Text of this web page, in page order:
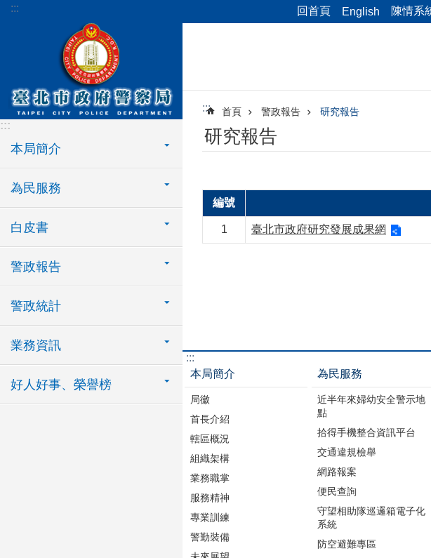
跳到主要內容區塊
::: 回首頁 English 陳情系
:::
本局簡介
為民服務
白皮書
警政報告
警政統計
業務資訊
好人好事、榮譽榜
::: 首頁 警政報告 研究報告
研究報告
編號
1 臺北市政府研究發展成果網
:::
本局簡介
局徽
首長介紹
轄區概況
組織架構
業務職掌
服務精神
專業訓練
警勤裝備
為民服務
近半年來婦幼安全警示地
點
拾得手機整合資訊平台
交通違規檢舉
網路報案
便民查詢
守望相助隊巡邏箱電子化
系統
防空避難專區